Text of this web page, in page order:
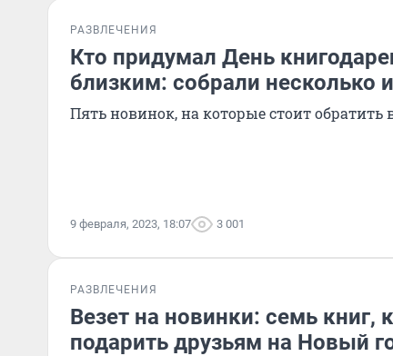
РАЗВЛЕЧЕНИЯ
Кто придумал День
близким: собрали несколько
Пять новинок, на которые стоит обратить
9 февраля, 2023, 18:07 3 001
РАЗВЛЕЧЕНИЯ
Везет на новинки: семь
подарить друзьям на Новый